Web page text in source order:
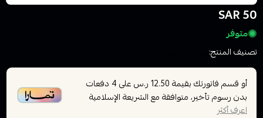
50 SAR
متوفر
تصنيف المنتج:
أو قسم فاتورتك بقيمة 12.50 ر.س على4 دفعات
بدون رسوم تأخير، متوافقة مع الشريعة الإسلامية
اعرف أكثر